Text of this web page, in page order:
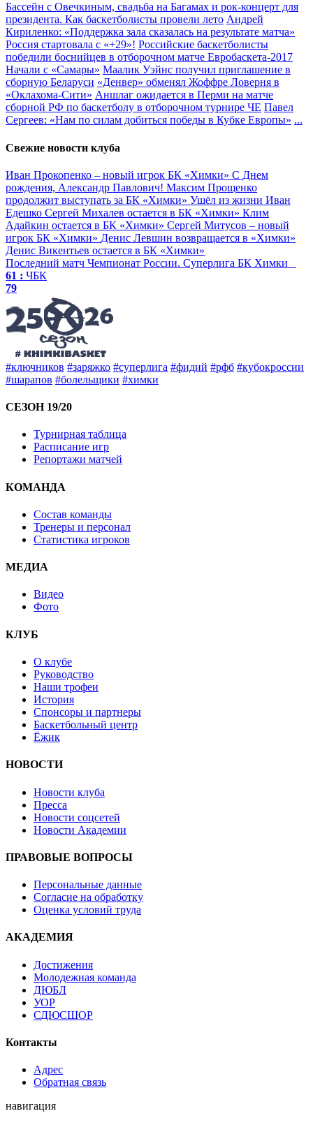
Бассейн с Овечкиным, свадьба на Багамах и рок-концерт для
президента. Как баскетболисты провели лето Андрей
Кириленко: «Поддержка зала сказалась на результате матча»
Россия стартовала с «+29»! Российские баскетболисты
победили боснийцев в отборочном матче Евробаскета-2017
Начали с «Самары» Маалик Уэйнс получил приглашение в
сборную Беларуси «Денвер» обменял Жоффре Ловерня в
«Оклахома-Сити» Аншлаг ожидается в Перми на матче
сборной РФ по баскетболу в отборочном турнире ЧЕ Павел
Сергеев: «Нам по силам добиться победы в Кубке Европы» ...
Свежие новости клуба
Иван Прокопенко – новый игрок БК «Химки» С Днем
рождения, Александр Павлович! Максим Прощенко
продолжит выступать за БК «Химки» Ушёл из жизни Иван
Едешко Сергей Михалев остается в БК «Химки» Клим
Адайкин остается в БК «Химки» Сергей Митусов – новый
игрок БК «Химки» Денис Левшин возвращается в «Химки»
Денис Викентьев остается в БК «Химки»
Последний матч Чемпионат России. Суперлига БК Химки
61 : ЧБК
79
#ключников #заряжко #суперлига #фидий #рфб #кубокроссии
#шарапов #болельщики #химки
СЕЗОН 19/20
Турнирная таблица
Расписание игр
Репортажи матчей
КОМАНДА
Состав команды
Тренеры и персонал
Статистика игроков
МЕДИА
Видео
Фото
КЛУБ
О клубе
Руководство
Наши трофеи
История
Спонсоры и партнеры
Баскетбольный центр
Ёжик
НОВОСТИ
Новости клуба
Пресса
Новости соцсетей
Новости Академии
ПРАВОВЫЕ ВОПРОСЫ
Персональные данные
Согласие на обработку
Оценка условий труда
АКАДЕМИЯ
Достижения
Молодежная команда
ДЮБЛ
УОР
СДЮСШОР
Контакты
Адрес
Обратная связь
навигация